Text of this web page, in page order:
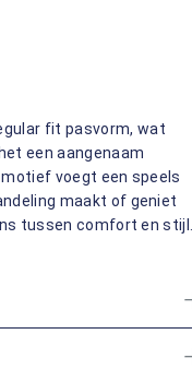
fit pasvorm, wat
een aangenaam
voegt een speels
maakt of geniet
tussen comfort en stijl.